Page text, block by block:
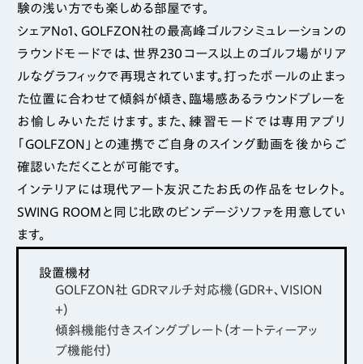
験の浅い方でも楽しめる部屋です。
シェアNo1、GOLFZON社の最高峰ゴルフシミュレーションの
ラウンドモードでは、世界230コース以上のゴルフ場がリア
ルなグラフィックで再現されています。打ったボールの止まっ
た位置に合わせて傾斜が傾き、臨場感あるラウンドプレーを
お愉しみいただけます。また、練習モードでは専用アプリ
「GOLFZON」との連携でご自身のスイング動画を後からご
確認いただくことが可能です。
インテリアには現代アート友沢こたお氏の作品をセレクト。
SWING ROOMと同じ北欧のビンデージソファを用意してい
ます。
設置機材
GOLFZON社 GDRマルチ対応機（GDR+、VISION
＋）
傾斜機能付きスイングプレート（オートティーアッ
プ機能付）